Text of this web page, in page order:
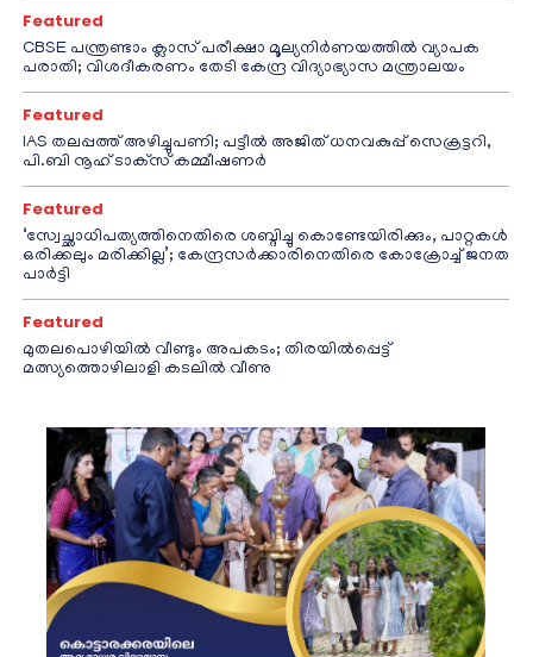
Featured
CBSE പന്ത്രണ്ടാം ക്ലാസ് പരീക്ഷാ മൂല്യനിർണയത്തിൽ വ്യാപക
പരാതി; വിശദീകരണം തേടി കേന്ദ്ര വിദ്യാഭ്യാസ മന്ത്രാലയം
Featured
IAS തലപ്പത്ത് അഴിച്ചുപണി; പട്ടീല്‍ അജിത് ധനവകുപ്പ് സെക്രട്ടറി,
പി.ബി നൂഹ് ടാക്‌സ് കമ്മീഷണര്‍
Featured
‘സ്വേച്ഛാധിപത്യത്തിനെതിരെ ശബ്ദിച്ചു കൊണ്ടേയിരിക്കും, പാറ്റകൾ
ഒരിക്കലും മരിക്കില്ല’; കേന്ദ്രസർക്കാരിനെതിരെ കോക്രോച്ച് ജനത
പാർട്ടി
Featured
മുതലപൊഴിയിൽ വീണ്ടും അപകടം; തിരയിൽപ്പെട്ട്
മത്സ്യത്തൊഴിലാളി കടലിൽ വീണു